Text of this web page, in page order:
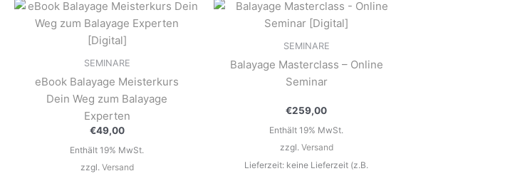
SEMINARE
eBook Balayage Meisterkurs
Dein Weg zum Balayage
Experten
€49,00
Enthält 19% MwSt.
zzgl. Versand
SEMINARE
Balayage Masterclass – Online
Seminar
€259,00
Enthält 19% MwSt.
zzgl. Versand
Lieferzeit: keine Lieferzeit (z.B.